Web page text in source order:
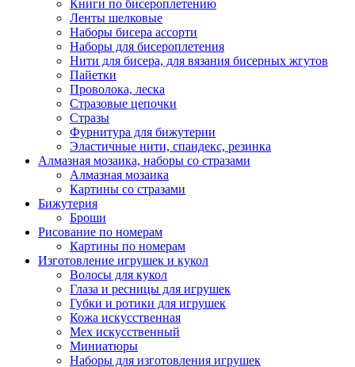
Книги по бисероплетению
Ленты шелковые
Наборы бисера ассорти
Наборы для бисероплетения
Нити для бисера, для вязания бисерных жгутов
Пайетки
Проволока, леска
Стразовые цепочки
Стразы
Фурнитура для бижутерии
Эластичные нити, спандекс, резинка
Алмазная мозаика, наборы со стразами
Алмазная мозаика
Картины co стразами
Бижутерия
Броши
Рисование по номерам
Картины по номерам
Изготовление игрушек и кукол
Волосы для кукол
Глаза и ресницы для игрушек
Губки и ротики для игрушек
Кожа искусственная
Мех искусственный
Миниатюры
Наборы для изготовления игрушек